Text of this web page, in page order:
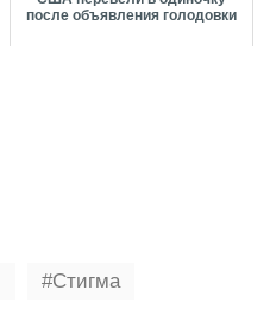
после объявления голодовки
Стигма